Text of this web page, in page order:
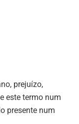
prejuízo,
este termo num
presente num